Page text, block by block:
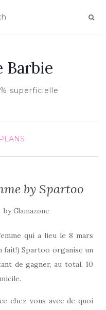
Barbie
superficielle
by Spartoo
byGlamazone
qui a lieu le 8 mars
fait!) Spartoo organise un
de gagner, au total, 10
chez vous avec de quoi